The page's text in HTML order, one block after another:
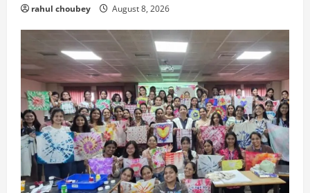
rahul choubey August 8, 2026